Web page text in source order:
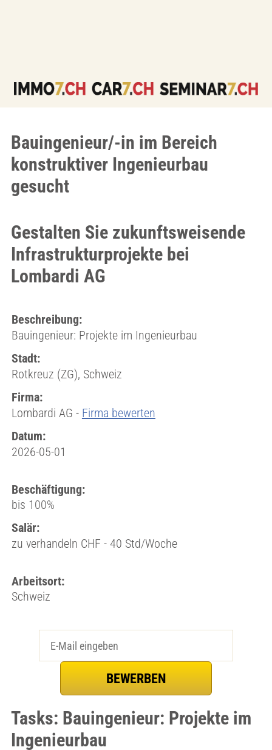
Bauingenieur/-in im Bereich
konstruktiver Ingenieurbau
gesucht
Gestalten Sie zukunftsweisende
Infrastrukturprojekte bei
Lombardi AG
Beschreibung:
Bauingenieur: Projekte im Ingenieurbau
Stadt:
Rotkreuz (ZG), Schweiz
Firma:
Lombardi AG - Firma bewerten
Datum:
2026-05-01
Beschäftigung:
bis 100%
Salär:
zu verhandeln CHF - 40 Std/Woche
Arbeitsort:
Schweiz
Tasks: Bauingenieur: Projekte im
Ingenieurbau